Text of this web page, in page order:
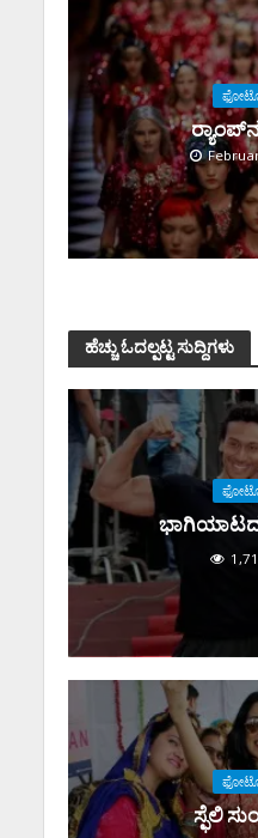
ಹೆಚ್ಚು ಓದಲ್ಪಟ್ಟ ಸುದ್ದಿಗಳು
ಸ್ಫೆಲಿ